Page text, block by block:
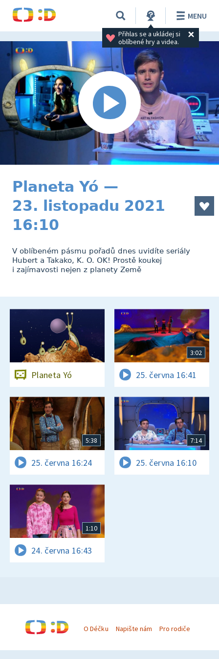
Přihlas se a ukládej si
oblíbené hry a videa.
MENU
Planeta Yó —
23. listopadu 2021
16:10
V oblíbeném pásmu pořadů dnes uvidíte seriály
Hubert a Takako, K. O. OK! Prostě koukej
i zajímavosti nejen z planety Země
Planeta Yó
3:02
25. června 16:41
5:38
25. června 16:24
7:14
25. června 16:10
1:10
24. června 16:43
O Déčku Napište nám Pro rodiče